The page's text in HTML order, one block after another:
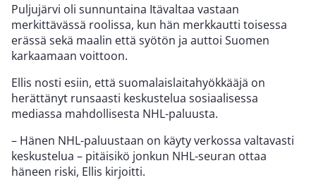
Puljujärvi oli sunnuntaina Itävaltaa vastaan
merkittävässä roolissa, kun hän merkkautti toisessa
erässä sekä maalin että syötön ja auttoi Suomen
karkaamaan voittoon.
Ellis nosti esiin, että suomalaislaitahyökkääjä on
herättänyt runsaasti keskustelua sosiaalisessa
mediassa mahdollisesta NHL-paluusta.
– Hänen NHL-paluustaan on käyty verkossa valtavasti
keskustelua – pitäisikö jonkun NHL-seuran ottaa
häneen riski, Ellis kirjoitti.